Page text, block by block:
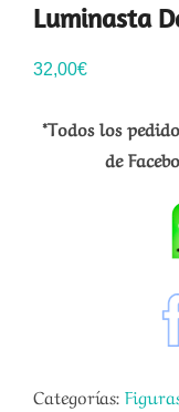
Luminasta
32,00€
*Todos los
de
Categorías: